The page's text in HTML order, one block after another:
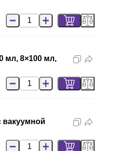
мл, 8×100 мл,
вакуумной